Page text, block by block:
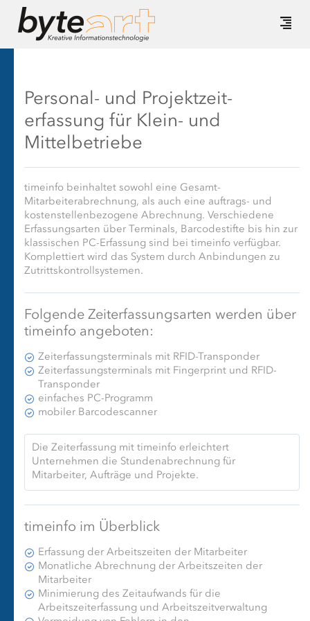
Personal- und Projekt­zeit­
erfassung für Klein- und
Mittelbetriebe
timeinfo beinhaltet sowohl eine Gesamt-
Mitarbeiterabrechnung, als auch eine auftrags- und
kostenstellenbezogene Abrechnung. Verschiedene
Erfassungsarten über Terminals, Barcodestifte bis hin zur
klassischen PC-Erfassung sind bei timeinfo verfügbar.
Komplettiert wird das System durch Anbindungen zu
Zutrittskontrollsystemen.
Folgende Zeiterfassungsarten werden über
timeinfo angeboten:
Zeiterfassungsterminals mit RFID-Transponder
Zeiterfassungsterminals mit Fingerprint und RFID-
Transponder
einfaches PC-Programm
mobiler Barcodescanner
Die Zeiterfassung mit timeinfo erleichtert
Unternehmen die Stundenabrechnung für
Mitarbeiter, Aufträge und Projekte.
timeinfo im Überblick
Erfassung der Arbeitszeiten der Mitarbeiter
Monatliche Abrechnung der Arbeitszeiten der
Mitarbeiter
Minimierung des Zeitaufwands für die
Arbeitszeiterfassung und Arbeitszeitverwaltung